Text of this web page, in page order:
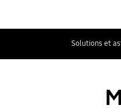
Solutions et